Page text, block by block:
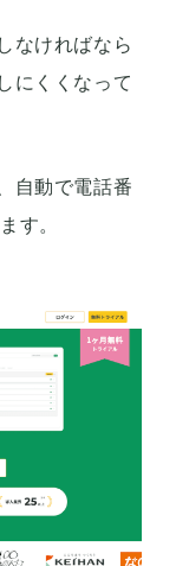
なければなら
にくくなって
自動で電話番
す。